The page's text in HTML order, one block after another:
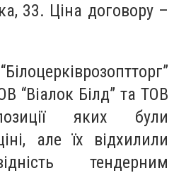
33. Ціна договору –
“Віалок Білд” та ТОВ
яких були
але їх відхилили
тендерним